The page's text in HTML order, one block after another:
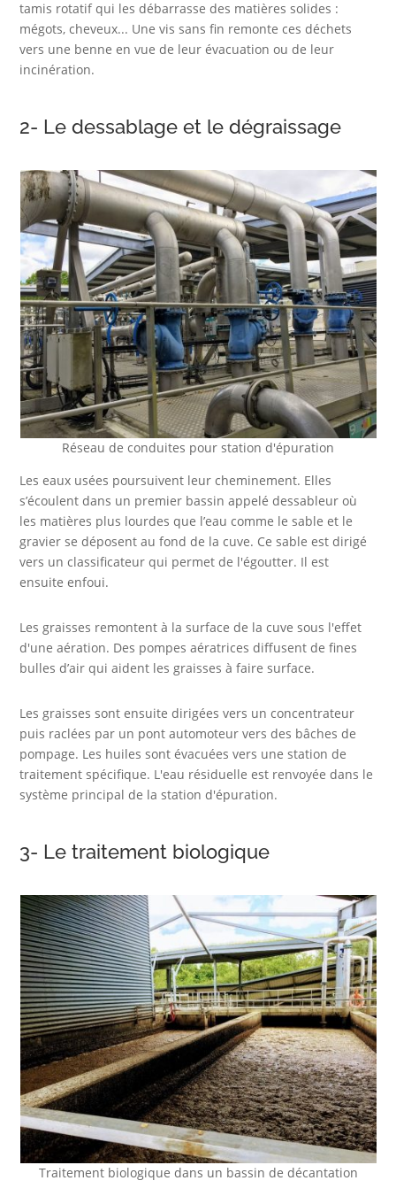
tamis rotatif qui les débarrasse des matières solides :
mégots, cheveux... Une vis sans fin remonte ces déchets
vers une benne en vue de leur évacuation ou de leur
incinération.
2- Le dessablage et le dégraissage
Réseau de conduites pour station d'épuration
Les eaux usées poursuivent leur cheminement. Elles
s’écoulent dans un premier bassin appelé dessableur où
les matières plus lourdes que l’eau comme le sable et le
gravier se déposent au fond de la cuve. Ce sable est dirigé
vers un classificateur qui permet de l'égoutter. Il est
ensuite enfoui.
Les graisses remontent à la surface de la cuve sous l'effet
d'une aération. Des pompes aératrices diffusent de fines
bulles d’air qui aident les graisses à faire surface.
Les graisses sont ensuite dirigées vers un concentrateur
puis raclées par un pont automoteur vers des bâches de
pompage. Les huiles sont évacuées vers une station de
traitement spécifique. L'eau résiduelle est renvoyée dans le
système principal de la station d'épuration.
3- Le traitement biologique
Traitement biologique dans un bassin de décantation